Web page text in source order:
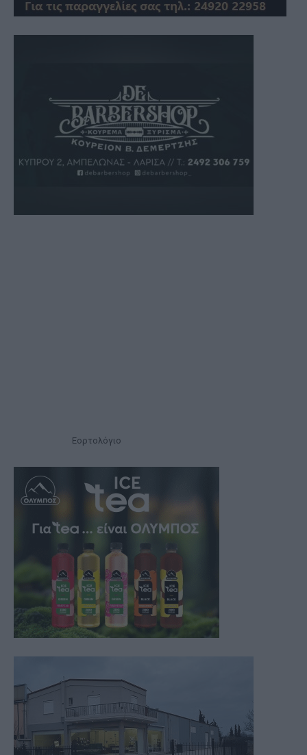
Εορτολόγιο